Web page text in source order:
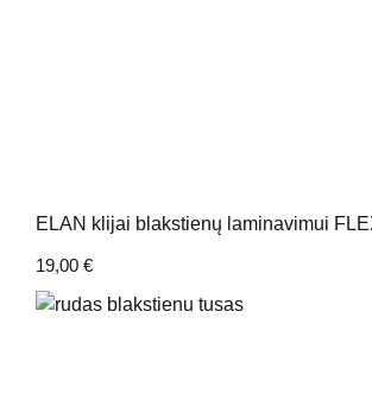
ELAN klijai blakstienų laminavimui
19,00 €